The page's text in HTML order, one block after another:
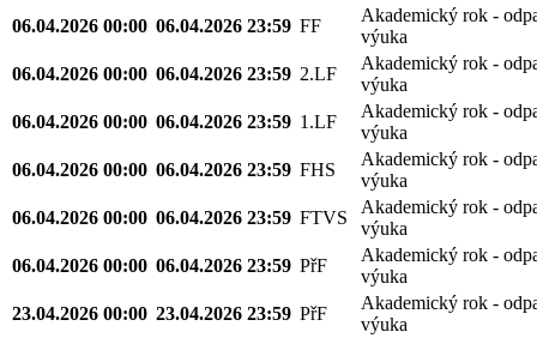
06.04.2026 00:00 06.04.2026 23:59 FF
Akademický rok -
výuka
06.04.2026 00:00 06.04.2026 23:59 2.LF
Akademický rok -
výuka
06.04.2026 00:00 06.04.2026 23:59 1.LF
Akademický rok -
výuka
06.04.2026 00:00 06.04.2026 23:59 FHS
Akademický rok -
výuka
06.04.2026 00:00 06.04.2026 23:59 FTVS
Akademický rok -
výuka
06.04.2026 00:00 06.04.2026 23:59 PřF
Akademický rok -
výuka
23.04.2026 00:00 23.04.2026 23:59 PřF
Akademický rok -
výuka